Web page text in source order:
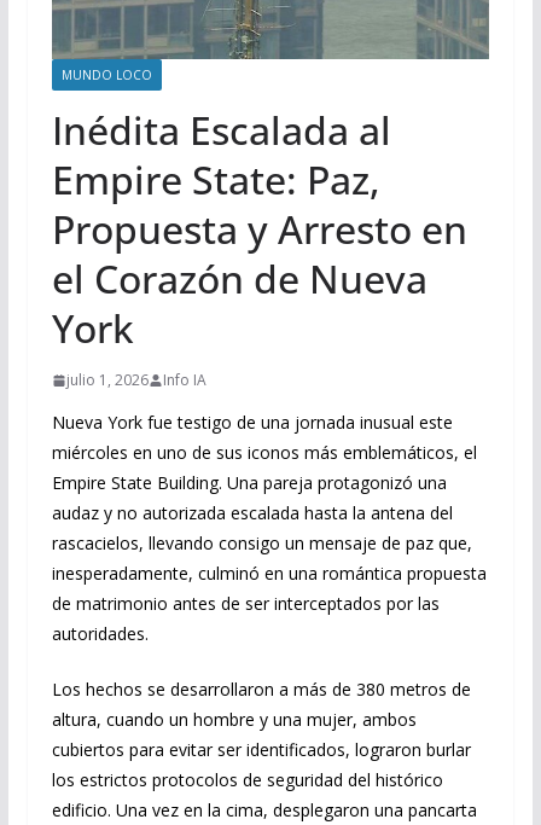
MUNDO LOCO
Inédita Escalada al
Empire State: Paz,
Propuesta y Arresto en
el Corazón de Nueva
York
julio 1, 2026 Info IA
Nueva York fue testigo de una jornada inusual este
miércoles en uno de sus iconos más emblemáticos, el
Empire State Building. Una pareja protagonizó una
audaz y no autorizada escalada hasta la antena del
rascacielos, llevando consigo un mensaje de paz que,
inesperadamente, culminó en una romántica propuesta
de matrimonio antes de ser interceptados por las
autoridades.
Los hechos se desarrollaron a más de 380 metros de
altura, cuando un hombre y una mujer, ambos
cubiertos para evitar ser identificados, lograron burlar
los estrictos protocolos de seguridad del histórico
edificio. Una vez en la cima, desplegaron una pancarta